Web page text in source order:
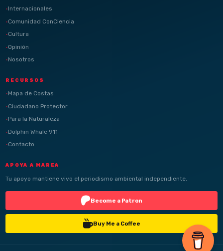
Internacionales
Comunidad ConCiencia
Cultura
Opinión
Nosotros
RECURSOS
Mapa de Costas
Ciudadano Protector
Para la Naturaleza
Dolphin Whale 911
Contacto
APOYA A MAREA
Tu apoyo mantiene vivo el periodismo ambiental independiente.
Become a Patron
Buy Me a Coffee